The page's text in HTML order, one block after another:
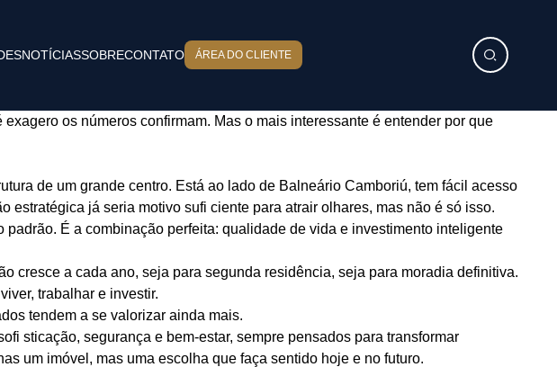
NOTÍCIASSOBRECONTATO ÁREA DO CLIENTE
os números confirmam. Mas o mais interessante é entender por que
de um grande centro. Está ao lado de Balneário Camboriú, tem fácil acesso
já seria motivo sufi ciente para atrair olhares, mas não é só isso.
É a combinação perfeita: qualidade de vida e investimento inteligente
cresce a cada ano, seja para segunda residência, seja para moradia definitiva.
trabalhar e investir.
tendem a se valorizar ainda mais.
sticação, segurança e bem-estar, sempre pensados para transformar
um imóvel, mas uma escolha que faça sentido hoje e no futuro.